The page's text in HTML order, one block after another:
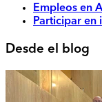
Empleos en
Participar en
Desde el blog